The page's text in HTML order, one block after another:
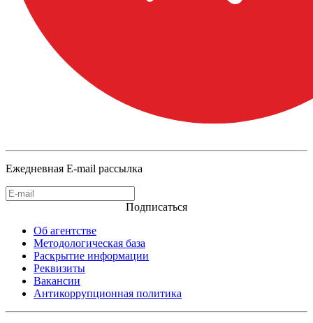
Ежедневная E-mail рассылка
Подписаться
Об агентстве
Методологическая база
Раскрытие информации
Реквизиты
Вакансии
Антикоррупционная политика